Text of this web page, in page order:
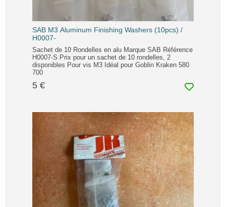
SAB M3 Aluminum Finishing Washers (10pcs) /
H0007-
Sachet de 10 Rondelles en alu Marque SAB Référence
H0007-S Prix pour un sachet de 10 rondelles, 2
disponibles Pour vis M3 Idéal pour Goblin Kraken 580
700
5 €